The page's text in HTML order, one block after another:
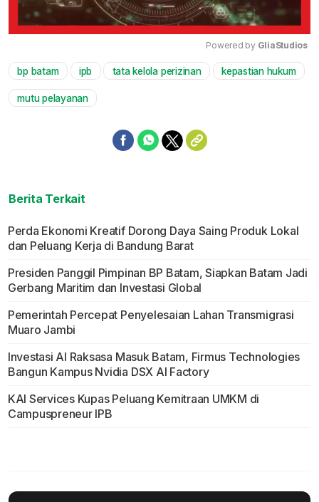
Mute
Powered by GliaStudios
bp batam ipb tata kelola perizinan kepastian hukum
mutu pelayanan
Berita Terkait
Perda Ekonomi Kreatif Dorong Daya Saing Produk Lokal
dan Peluang Kerja di Bandung Barat
Presiden Panggil Pimpinan BP Batam, Siapkan Batam Jadi
Gerbang Maritim dan Investasi Global
Pemerintah Percepat Penyelesaian Lahan Transmigrasi
Muaro Jambi
Investasi AI Raksasa Masuk Batam, Firmus Technologies
Bangun Kampus Nvidia DSX AI Factory
KAI Services Kupas Peluang Kemitraan UMKM di
Campuspreneur IPB